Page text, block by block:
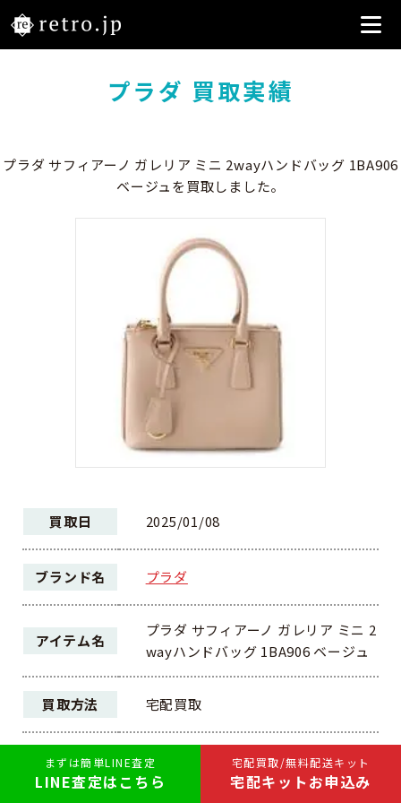
宅配買取/無料配送キット
宅配キットお申込み
まずは簡単LINE査定
LINE査定はこちら
プラダ 買取実績
プラダ サフィアーノ ガレリア ミニ 2wayハンドバッグ 1BA906
ベージュを買取しました。
買取日 2025/01/08
ブランド名 プラダ
アイテム名
プラダ サフィアーノ ガレリア ミニ 2
wayハンドバッグ 1BA906 ベージュ
買取方法 宅配買取
ランク AB